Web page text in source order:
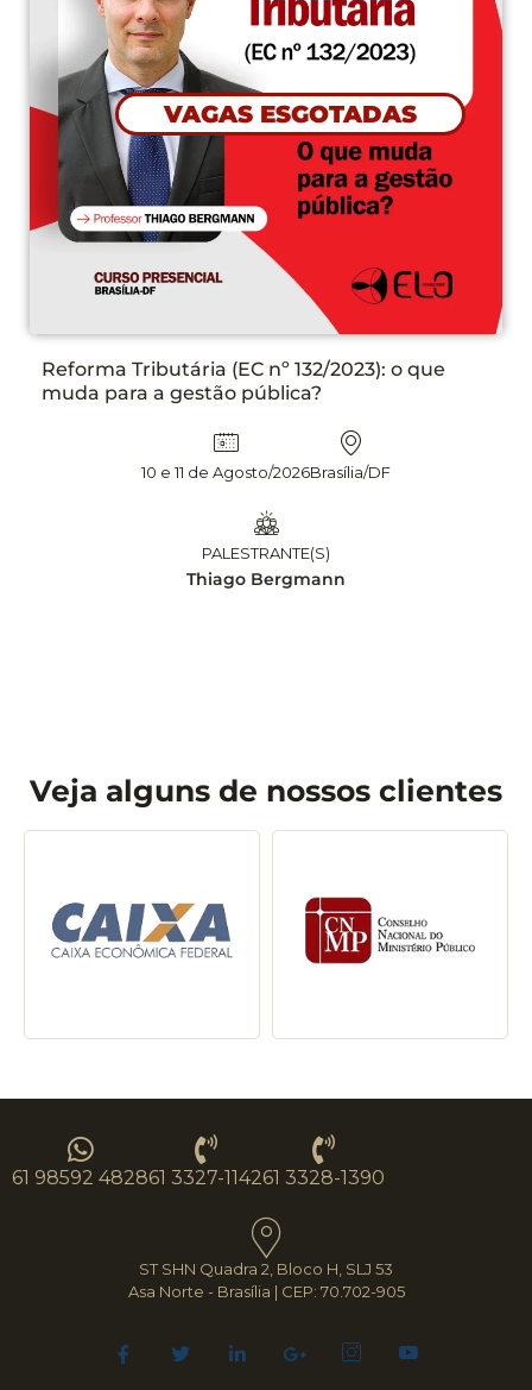
PLANEJAMENTO DAS CONTRATAÇÕES NA LEI
N° 14.133/21 ETP, TR E DFD NA PRÁTICA, COM
13 e 14 Agosto/2026
Veja alguns de nossos clientes
61 98592 482861 3327-114261 3328-1390
ST SHN Quadra 2, Bloco H, SLJ 53
Asa Norte - Brasília | CEP: 70.702-905